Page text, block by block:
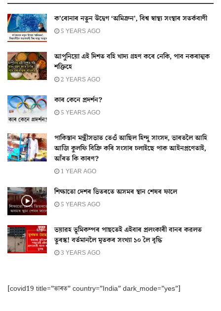
ক’ৰোনাৰ নতুন উদ্বেগ ‘অমিক্ৰন’, বিশ্ব স্বাস্থ্য সংস্থাৰ সতৰ্কবাণী
5 YEARS AGO
আপুনিয়ো এই দিশত বহি খাদ্য গ্ৰহণ কৰে নেকি, পাব নকৰাত্মক
শক্তিহে
2 YEARS AGO
কাৰ কেনে প্ৰদৰ্শন?
5 YEARS AGO
পাকিস্তান মন্ত্ৰীসভাত তেওঁ আছিল হিন্দু সাংসদ, ভাৰতলৈ আহি
আজি কুলফি বিক্ৰি কৰি সংসাৰ চলাইছে পাক আইনপ্ৰণেতাই,
আঁৰত কি কাৰণ?
1 YEAR AGO
শিক্ষাতো দেশৰ ভিতৰতে অসমৰ স্থান শেষৰ ফালে
5 YEARS AGO
ভয়াৱহ ভূমিকম্পৰ পাছতেই এইবাৰ প্ৰলংকাৰী বানৰ কৱলত
তুৰস্ক! বৰ্তমানলৈ মৃতকৰ সংখ্যা ১০ লৈ বৃদ্ধি
3 YEARS AGO
[covid19 title=”ভাৰত” country=”India” dark_mode=”yes”]